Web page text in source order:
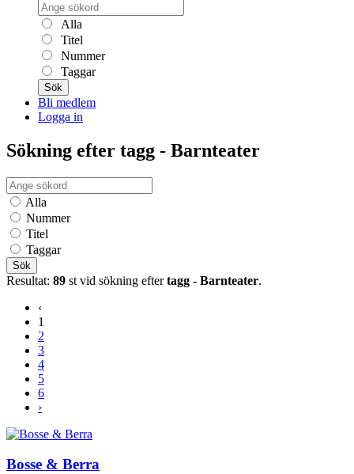
Alla
Titel
Nummer
Taggar
Sök
Bli medlem
Logga in
Sökning efter tagg - Barnteater
Alla
Nummer
Titel
Taggar
Sök
Resultat: 89 st vid sökning eftertagg - Barnteater.
‹
1
2
3
4
5
6
›
Bosse & Berra